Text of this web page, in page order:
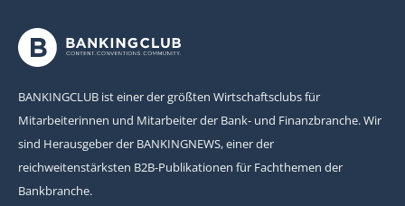
BANKINGCLUB ist einer der größten Wirtschaftsclubs für
Mitarbeiterinnen und Mitarbeiter der Bank- und Finanzbranche. Wir
sind Herausgeber der BANKINGNEWS, einer der
reichweitenstärksten B2B-Publikationen für Fachthemen der
Bankbranche.